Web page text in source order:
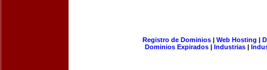
Registro de Dominios| Web Hosting |
Dominios Expirados | Industrias |